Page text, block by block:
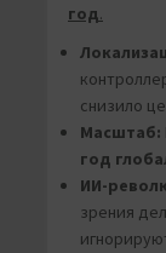
год.
снизило
Масштаб:
год
ИИ-
зрения